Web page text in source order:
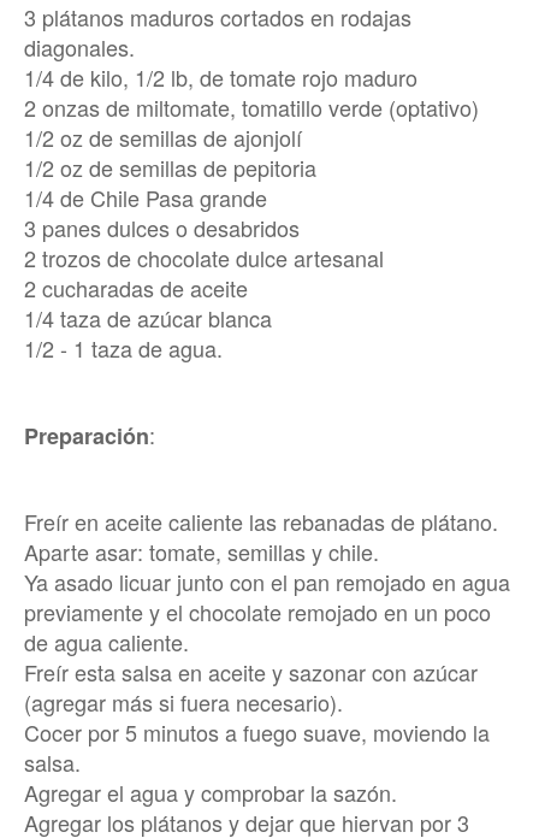
3 plátanos maduros cortados en rodajas
diagonales.
1/4 de kilo, 1/2 lb, de tomate rojo maduro
2 onzas de miltomate, tomatillo verde (optativo)
1/2 oz de semillas de ajonjolí
1/2 oz de semillas de pepitoria
1/4 de Chile Pasa grande
3 panes dulces o desabridos
2 trozos de chocolate dulce artesanal
2 cucharadas de aceite
1/4 taza de azúcar blanca
1/2 - 1 taza de agua.
Preparación:
Freír en aceite caliente las rebanadas de plátano.
Aparte asar: tomate, semillas y chile.
Ya asado licuar junto con el pan remojado en agua
previamente y el chocolate remojado en un poco
de agua caliente.
Freír esta salsa en aceite y sazonar con azúcar
(agregar más si fuera necesario).
Cocer por 5 minutos a fuego suave, moviendo la
salsa.
Agregar el agua y comprobar la sazón.
Agregar los plátanos y dejar que hiervan por 3